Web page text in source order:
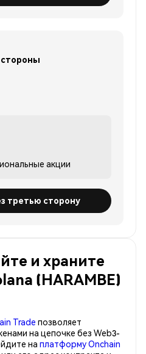
акции
третью сторону
и храните
(HARAMBE)
Trade позволяет
на цепочке без Web3-
на платформу Onchain